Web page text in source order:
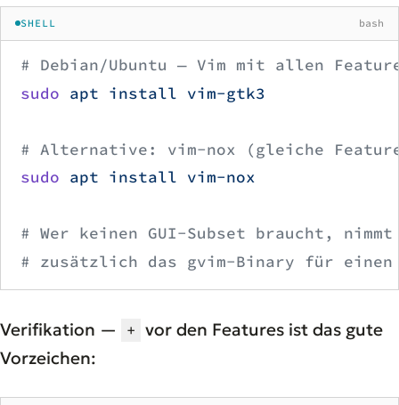
SHELL bash
# Debian/Ubuntu — Vim mit allen
sudo apt install vim-gtk3
# Alternative: vim-nox (gleiche
sudo apt install vim-nox
# Wer keinen GUI-Subset braucht,
# zusätzlich das gvim-Binary für einen
Verifikation — + vor den Features ist das gute
Vorzeichen: